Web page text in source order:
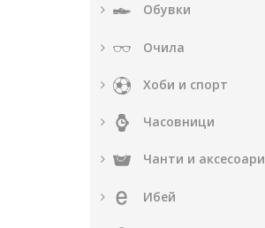
Обувки
Очила
Хоби и спорт
Часовници
Чанти и аксесоари
Ибей